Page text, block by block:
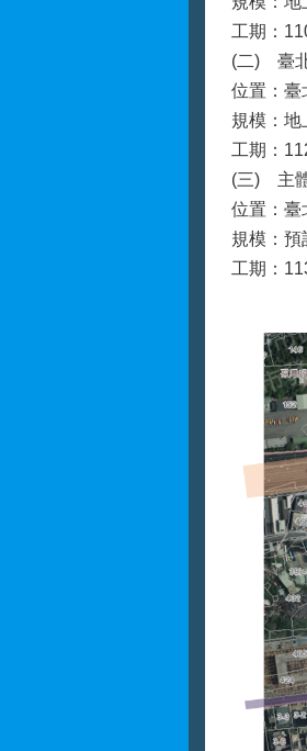
工期：
(二)
臺
位置：臺
規模：地
工期：
(三)
主
位置：臺
規模：預
工期：